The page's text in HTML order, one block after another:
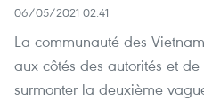
06/05/2021 02:41
La communauté des
aux côtés des autorités et
surmonter la deuxième